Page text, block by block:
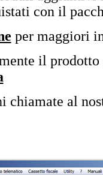
con il
per maggiori
il
al